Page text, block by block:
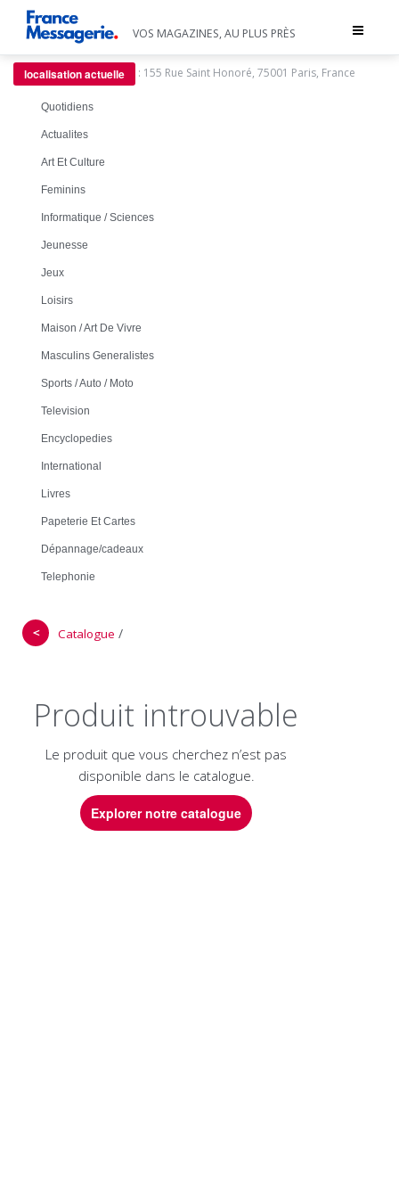
Toggle
VOS MAGAZINES, AU PLUS PRÈS
localisation actuelle : 155 Rue Saint Honoré, 75001 Paris, France
Quotidiens
Actualites
Art Et Culture
Feminins
Informatique / Sciences
Jeunesse
Jeux
Loisirs
Maison / Art De Vivre
Masculins Generalistes
Sports / Auto / Moto
Television
Encyclopedies
International
Livres
Papeterie Et Cartes
Dépannage/cadeaux
Telephonie
＜ Catalogue /
Produit introuvable
Le produit que vous cherchez n’est pas
disponible dans le catalogue.
Explorer notre catalogue